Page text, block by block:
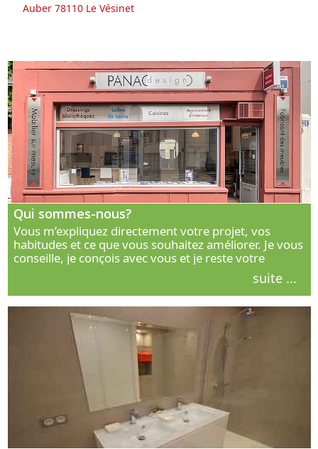
Auber 78110 Le Vésinet
Qui sommes-nous?
Vous m’expliquez directement votre projet, vos
habitudes et ce que vous souhaitez améliorer. Je vous
conseille, je conçois avec vous et je reste votre
interlocuteur principal. Découvrez ma façon de vous
suite ...